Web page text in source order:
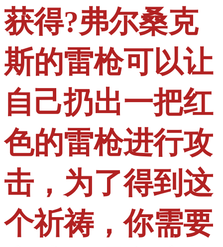
获得?弗尔桑克
斯的雷枪可以让
自己扔出一把红
色的雷枪进行攻
击，为了得到这
个祈祷，你需要